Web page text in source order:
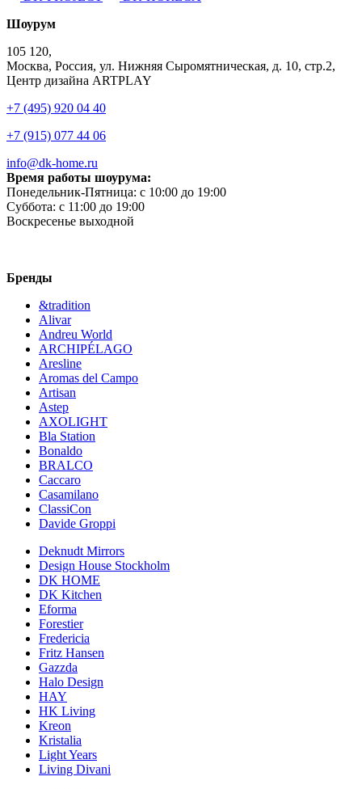
Шоурум
105 120,
Москва, Россия, ул. Нижняя Сыромятническая, д. 10, стр.2,
Центр дизайна ARTPLAY
+7 (495) 920 04 40
+7 (915) 077 44 06
info@dk-home.ru
Время работы шоурума:
Понедельник-Пятница: c 10:00 до 19:00
Суббота: c 11:00 до 19:00
Воскресенье выходной
Бренды
&tradition
Alivar
Andreu World
ARCHIPÉLAGO
Aresline
Aromas del Campo
Artisan
Astep
AXOLIGHT
Bla Station
Bonaldo
BRALCO
Caccaro
Casamilano
ClassiCon
Davide Groppi
Deknudt Mirrors
Design House Stockholm
DK HOME
DK Kitchen
Eforma
Forestier
Fredericia
Fritz Hansen
Gazzda
Halo Design
HAY
HK Living
Kreon
Kristalia
Light Years
Living Divani